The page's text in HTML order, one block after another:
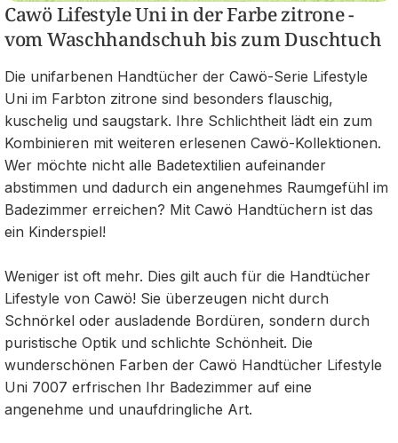
Cawö Lifestyle Uni in der Farbe zitrone -
vom Waschhandschuh bis zum Duschtuch
Die unifarbenen Handtücher der Cawö-Serie Lifestyle
Uni im Farbton zitrone sind besonders flauschig,
kuschelig und saugstark. Ihre Schlichtheit lädt ein zum
Kombinieren mit weiteren erlesenen Cawö-Kollektionen.
Wer möchte nicht alle Badetextilien aufeinander
abstimmen und dadurch ein angenehmes Raumgefühl im
Badezimmer erreichen? Mit Cawö Handtüchern ist das
ein Kinderspiel!
Weniger ist oft mehr. Dies gilt auch für die Handtücher
Lifestyle von Cawö! Sie überzeugen nicht durch
Schnörkel oder ausladende Bordüren, sondern durch
puristische Optik und schlichte Schönheit. Die
wunderschönen Farben der Cawö Handtücher Lifestyle
Uni 7007 erfrischen Ihr Badezimmer auf eine
angenehme und unaufdringliche Art.